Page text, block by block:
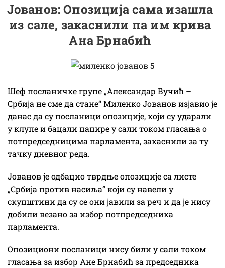
Јованов: Опозиција сама изашла
из сале, закаснили па им крива
Ана Брнабић
Шеф посланичке групе „Александар Вучић –
Србија не сме да стане“ Миленко Јованов изјавио је
данас да су посланици опозиције, који су ударали
у клупе и бацали папире у сали током гласања о
потпредседницима парламента, закаснили за ту
тачку дневног реда.
Јованов је одбацио тврдње опозиције са листе
„Србија против насиља“ који су навели у
скупштини да су се они јавили за реч и да је нису
добили везано за избор потпредседника
парламента.
Опозициони посланици нису били у сали током
гласања за избор Ане Брнабић за председника